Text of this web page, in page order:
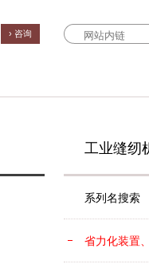
› 咨询
工业缝纫
系列名搜索
省力化装置